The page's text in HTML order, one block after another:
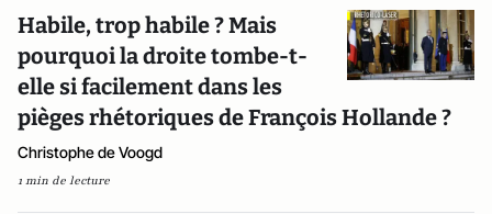
Habile, trop habile ? Mais
pourquoi la droite tombe-t-
elle si facilement dans les
pièges rhétoriques de François Hollande ?
Christophe de Voogd
1 min de lecture